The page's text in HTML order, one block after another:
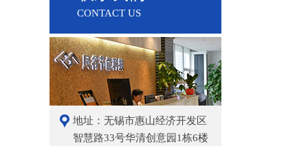
CONTACT US
地址：无锡市惠山经济开发区
智慧路33号华清创意园1栋6楼